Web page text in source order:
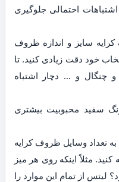
احتمالی جلوگیری
سایز و اندازه ظروف
خود دقت زیادی کنید. تا
چنگال و … دچار اشتباه
سفید محبوبیت بیشتری
تعداد وسایل ظروف کرایه
مثلاً اینکه روی هر میز
لیتس از تمام این موارد را